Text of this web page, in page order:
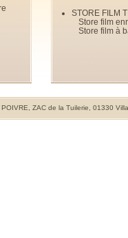
STORE FILM
Store film
Store film à
ZAC de la Tuilerie, 01330